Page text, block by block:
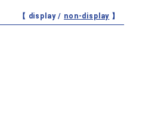
【 display / non-display 】